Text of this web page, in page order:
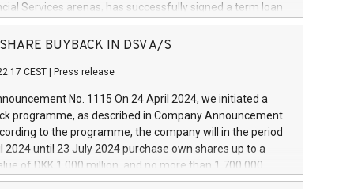
Services arenas, has successfully signed a term loan
million euros with Cassa Depositi e Prestiti (CDP), for the
projects in Italy dedicated to research, development
develop innovative technologies and architectures in
digitalisation and vehicle connectivity aimed at
safety, driving comfort and productivity. The
which will have a 5-year amortising profile, will
Group in Italy by the end of 2025. Iveco Group N.V.
the home of unique people and brands that power your
SHARE BUYBACK IN DSV A/S
CEST Press release
No. 1115 On 24 April 2024, we initiated a
programme, as described in Company Announcement
to the programme, the company will in the period
2024 until 23 July 2024 purchase own shares up to a
of DKK 1,000 million, and no more than 1,700,000
to 0.79% of the share capital at